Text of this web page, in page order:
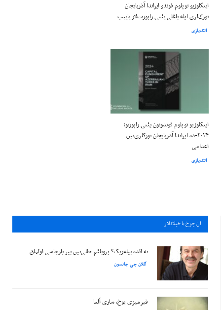
اينكلوزيو توپلوم فوندو ايراندا آذربايجان
تورك‌لری ایله باغلی يئنی راپورت‌لار ياييب
اتک‌یازی
اینکلوزیو توپلوم فوندونون یئنی راپورتو:
۲۰۲۴-ده ایراندا آذربایجان تورکلری‌نین
اعدامی
اتک‌یازی
ان چوخ باخيلانلار
نه ائده بیله‌ریک؟ پروبلئم حللی‌نین بیر پارچاسی اولماق
آللان جی جانسون
قیرمیزی یوخ، ساری آلما